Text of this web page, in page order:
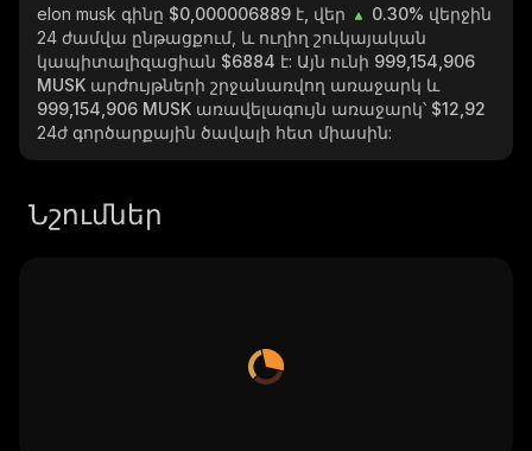
elon musk գինը $0,000006889 է, վեր 0.30% վերջին
24 ժամվա ընթացքում, և ուղիղ շուկայական
կապիտալիզացիան $6884 է: Այն ունի 999,154,906
MUSK արժույթների շրջանառվող առաջարկ և
999,154,906 MUSK առավելագույն առաջարկ՝ $12,92
24ժ գործարքային ծավալի հետ միասին:
Նշումներ